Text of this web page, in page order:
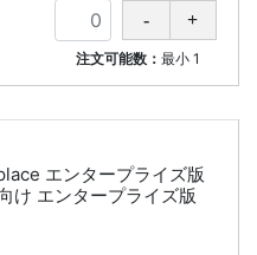
注文可能数：最小 1
エンタープライズ版
け エンタープライズ版